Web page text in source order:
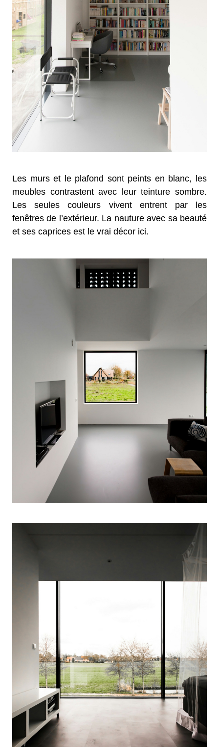
Les murs et le plafond sont peints en blanc, les
meubles contrastent avec leur teinture sombre.
Les seules couleurs vivent entrent par les
fenêtres de l’extérieur. La nauture avec sa beauté
et ses caprices est le vrai décor ici.